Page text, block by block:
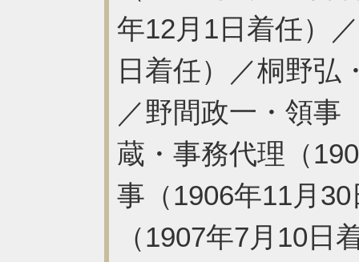
年12月1日着任）
日着任）／桐野弘
／野間政一・領事
蔵・事務代理（
事（1906年11月
（1907年7月10日